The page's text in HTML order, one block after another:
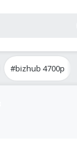
#bizhub 4700p